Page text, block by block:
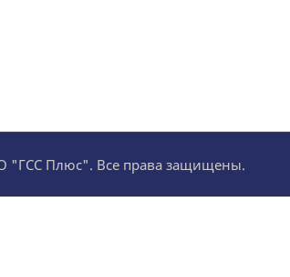
"ГСС Плюс". Все права защищены.